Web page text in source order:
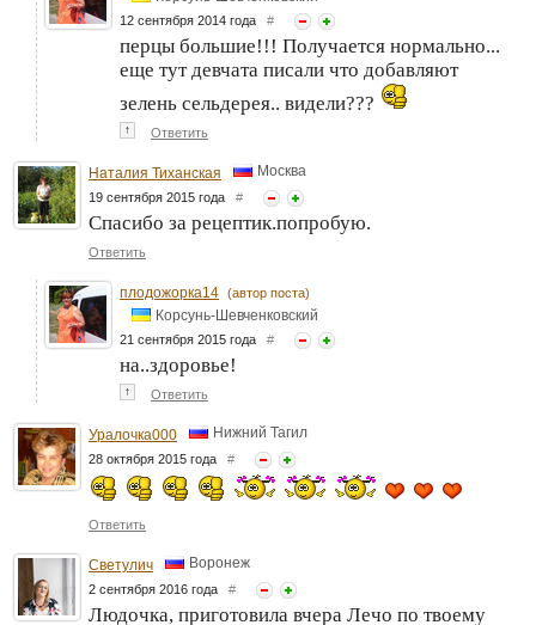
12 сентября 2014 года #
перцы большие!!! Получается нормально...
еще тут девчата писали что добавляют
зелень сельдерея.. видели???
↑ Ответить
Наталия Тиханская Москва
19 сентября 2015 года #
Спасибо за рецептик.попробую.
Ответить
плодожорка14 (автор поста)
Корсунь-Шевченковский
21 сентября 2015 года #
на..здоровье!
↑ Ответить
Уралочка000 Нижний Тагил
28 октября 2015 года #
Ответить
Светулич Воронеж
2 сентября 2016 года #
Людочка, приготовила вчера Лечо по твоему